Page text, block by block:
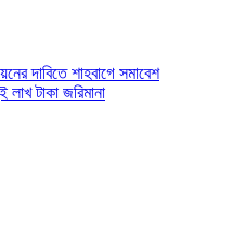
দাবিতে শাহবাগে সমাবেশ
টাকা জরিমানা